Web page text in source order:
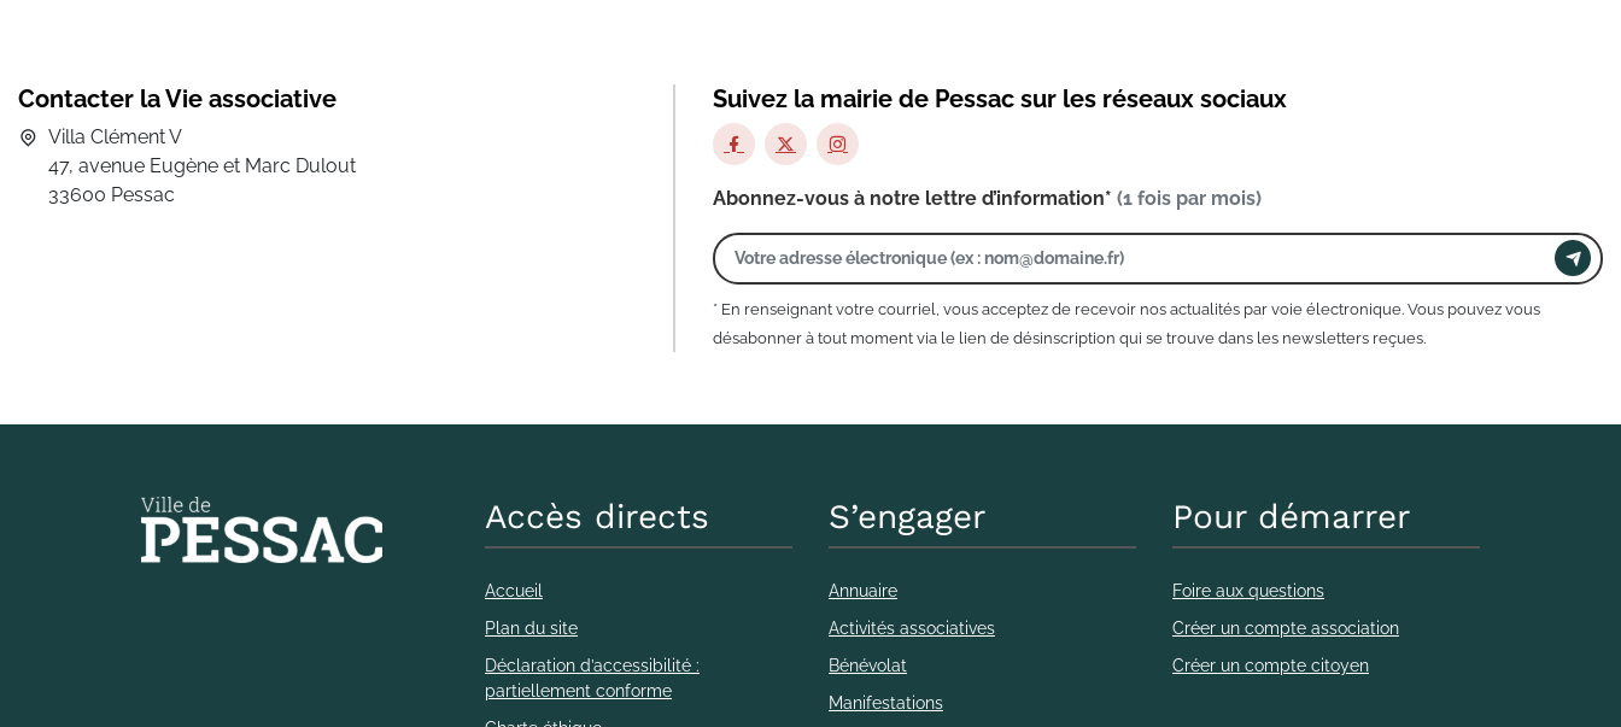
Contacter la Vie associative
Villa Clément V
47, avenue Eugène et Marc Dulout
33600 Pessac
Suivez la mairie de Pessac sur les réseaux sociaux
Abonnez-vous à notre lettre d’information* (1 fois par mois)
* En renseignant votre courriel, vous acceptez de recevoir nos actualités par voie électronique. Vous pouvez vous
désabonner à tout moment via le lien de désinscription qui se trouve dans les newsletters reçues.
Accès directs
Accueil
Plan du site
Déclaration d’accessibilité :
partiellement conforme
S’engager
Annuaire
Activités associatives
Bénévolat
Manifestations
Pour démarrer
Foire aux questions
Créer un compte association
Créer un compte citoyen